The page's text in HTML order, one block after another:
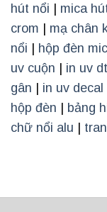
hút nổi | mica
crom | mạ chân
nổi | hộp đèn
uv cuộn | in uv
gân | in uv decal
hộp đèn | bảng
chữ nổi alu |